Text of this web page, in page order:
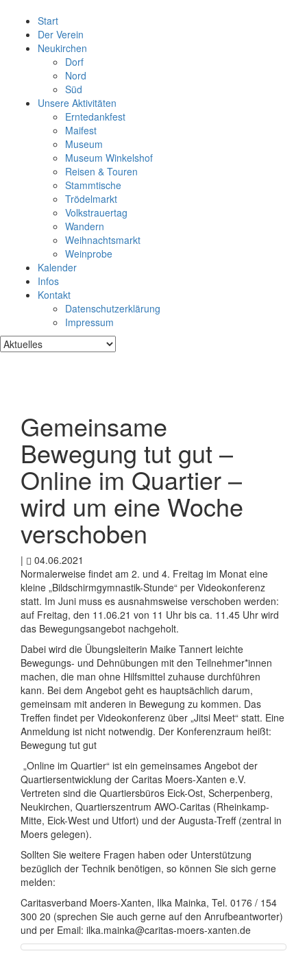
Start
Der Verein
Neukirchen
Dorf
Nord
Süd
Unsere Aktivitäten
Erntedankfest
Maifest
Museum
Museum Winkelshof
Reisen & Touren
Stammtische
Trödelmarkt
Volkstrauertag
Wandern
Weihnachtsmarkt
Weinprobe
Kalender
Infos
Kontakt
Datenschutzerklärung
Impressum
Gemeinsame
Bewegung tut gut –
Online im Quartier –
wird um eine Woche
verschoben
|
04.06.2021
Normalerweise findet am 2. und 4. Freitag im Monat eine
kleine „Bildschirmgymnastik-Stunde“ per Videokonferenz
statt. Im Juni muss es ausnahmsweise verschoben werden:
auf Freitag, den 11.06.21 von 11 Uhr bis ca. 11.45 Uhr wird
das Bewegungsangebot nachgeholt.
Dabei wird die Übungsleiterin Maike Tannert leichte
Bewegungs- und Dehnübungen mit den Teilnehmer*innen
machen, die man ohne Hilfsmittel zuhause durchführen
kann. Bei dem Angebot geht es hauptsächlich darum,
gemeinsam mit anderen in Bewegung zu kommen. Das
Treffen findet per Videokonferenz über „Jitsi Meet“ statt. Eine
Anmeldung ist nicht notwendig. Der Konferenzraum heißt:
Bewegung tut gut
„Online im Quartier“ ist ein gemeinsames Angebot der
Quartiersentwicklung der Caritas Moers-Xanten e.V.
Vertreten sind die Quartiersbüros Eick-Ost, Scherpenberg,
Neukirchen, Quartierszentrum AWO-Caritas (Rheinkamp-
Mitte, Eick-West und Utfort) und der Augusta-Treff (zentral in
Moers gelegen).
Sollten Sie weitere Fragen haben oder Unterstützung
bezüglich der Technik benötigen, so können Sie sich gerne
melden:
Caritasverband Moers-Xanten, Ilka Mainka, Tel. 0176 / 154
300 20 (sprechen Sie auch gerne auf den Anrufbeantworter)
und per Email: ilka.mainka@caritas-moers-xanten.de